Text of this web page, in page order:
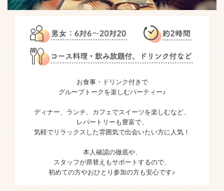
お食事・ドリンク付きで
グループトークを楽しむパーティー♪
ディナー、ランチ、カフェでスイーツを楽しむなど、
レパートリーも豊富で、
気軽でリラックスした雰囲気で出会いたい方に人気！
本人確認の徹底や、
スタッフが席替えもサポートするので、
初めての方やおひとり参加の方も安心です♪